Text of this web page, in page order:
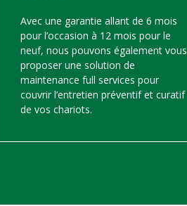
Avec une garantie allant de 6 mois
pour l’occasion à 12 mois pour le
neuf, nous pouvons également vous
proposer une solution de
maintenance full services pour
couvrir l’entretien préventif et curatif
de vos chariots.